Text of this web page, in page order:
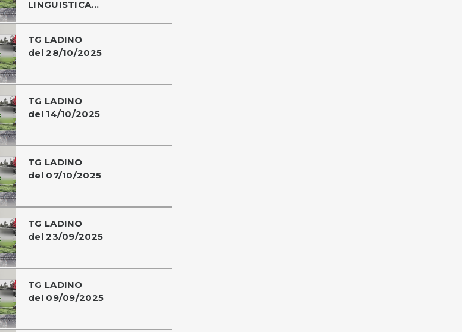
LINGUISTICA...
TG LADINO
del 28/10/2025
TG LADINO
del 14/10/2025
TG LADINO
del 07/10/2025
TG LADINO
del 23/09/2025
TG LADINO
del 09/09/2025